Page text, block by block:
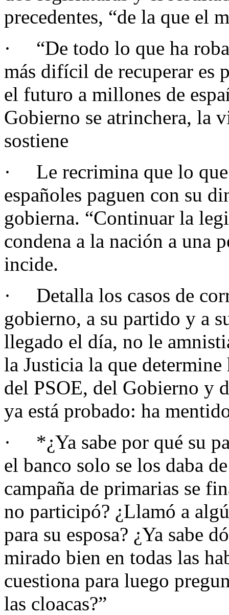
precedentes, “de la que el
· “De todo lo que ha
más difícil de recuperar es
el futuro a millones de
Gobierno se atrinchera, la
sostiene
· Le recrimina que lo que
españoles paguen con su
gobierna. “Continuar la
condena a la nación a una
incide.
· Detalla los casos de
gobierno, a su partido y a
llegado el día, no le
la Justicia la que
del PSOE, del Gobierno y
ya está probado: ha
· *¿Ya sabe por qué su
el banco solo se los daba
campaña de primarias se
no participó? ¿Llamó a
para su esposa? ¿Ya sabe
mirado bien en todas las
cuestiona para luego
las cloacas?”